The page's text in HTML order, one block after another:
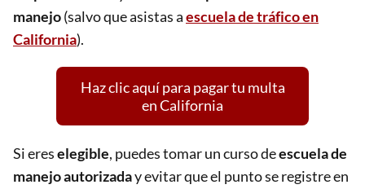
manejo(salvo que asistas aescuela de tráfico en
California).
Haz clic aquí para pagar tu multa
en California
Si ereselegible, puedes tomar un curso deescuela de
manejo autorizaday evitar que el punto se registre en